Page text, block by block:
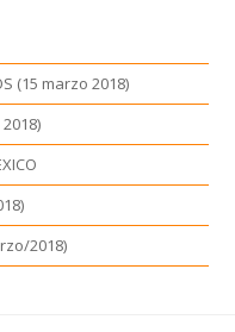
(15 marzo 2018)
2018)